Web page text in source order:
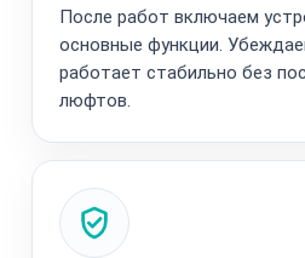
После работ включаем
основные функции.
работает стабильно без
люфтов.